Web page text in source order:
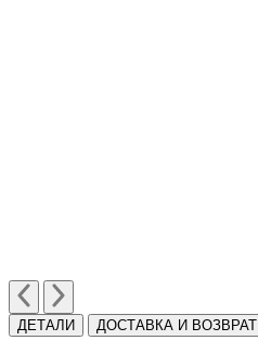
ДЕТАЛИ ДОСТАВКА И ВОЗВРАТ